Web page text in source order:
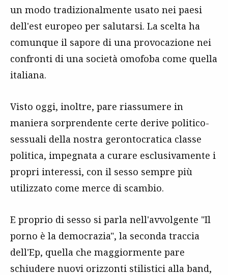
un modo tradizionalmente usato nei paesi
dell'est europeo per salutarsi. La scelta ha
comunque il sapore di una provocazione nei
confronti di una società omofoba come quella
italiana.
Visto oggi, inoltre, pare riassumere in
maniera sorprendente certe derive politico-
sessuali della nostra gerontocratica classe
politica, impegnata a curare esclusivamente i
propri interessi, con il sesso sempre più
utilizzato come merce di scambio.
E proprio di sesso si parla nell'avvolgente "Il
porno è la democrazia", la seconda traccia
dell'Ep, quella che maggiormente pare
schiudere nuovi orizzonti stilistici alla band,